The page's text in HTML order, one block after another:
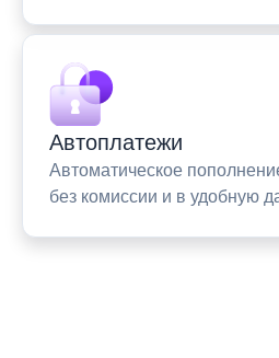
Автоплатежи
Автоматическое
без комиссии и в удобную